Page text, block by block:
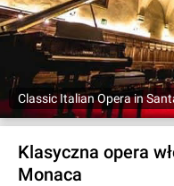
Classic Italian Opera in
Klasyczna opera
Monaca